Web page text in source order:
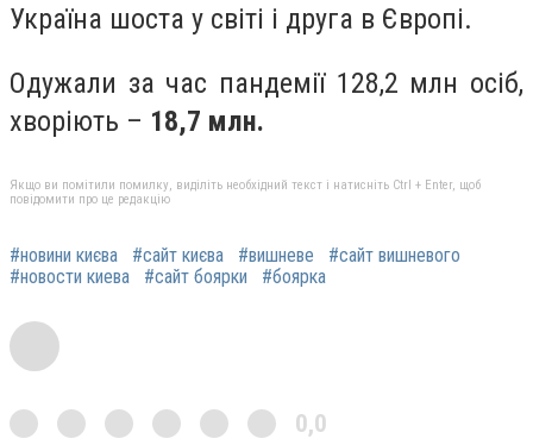
Україна шоста у світі і друга в Європі.
Одужали за час пандемії 128,2 млн осіб,
хворіють – 18,7 млн.
Якщо ви помітили помилку, виділіть необхідний текст і натисніть Ctrl + Enter, щоб
повідомити про це редакцію
#новини києва #сайт києва #вишневе
#сайт вишневого
#новости киева
#сайт боярки #боярка
0,0